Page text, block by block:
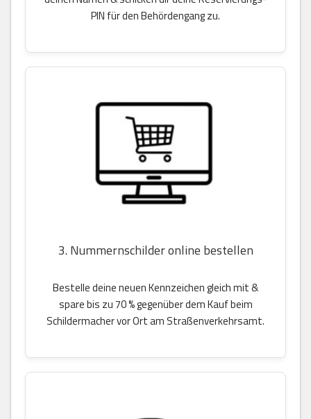
PIN für den Behördengang zu.
3. Nummernschilder online bestellen
Bestelle deine neuen Kennzeichen gleich mit &
spare bis zu 70 % gegenüber dem Kauf beim
Schildermacher vor Ort am Straßenverkehrsamt.